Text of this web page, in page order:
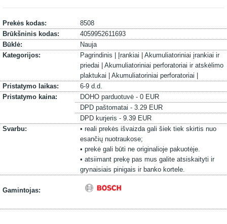
Prekės kodas:
8508
Brūkšninis kodas:
4059952611693
Būklė:
Nauja
Kategorijos:
Pagrindinis | Įrankiai | Akumuliatoriniai įrankiai ir
priedai | Akumuliatoriniai perforatoriai ir atskėlimo
plaktukai | Akumuliatoriniai perforatoriai |
Pristatymo laikas:
6-9 d.d.
Pristatymo kaina:
DOHO parduotuvė - 0 EUR
DPD paštomatai - 3.29 EUR
DPD kurjeris - 9.39 EUR
Svarbu:
• reali prekės išvaizda gali šiek tiek skirtis nuo
esančių nuotraukose;
• prekė gali būti ne originalioje pakuotėje.
• atsiimant prekę pas mus galite atsiskaityti ir
grynaisiais pinigais ir banko kortele.
Gamintojas: